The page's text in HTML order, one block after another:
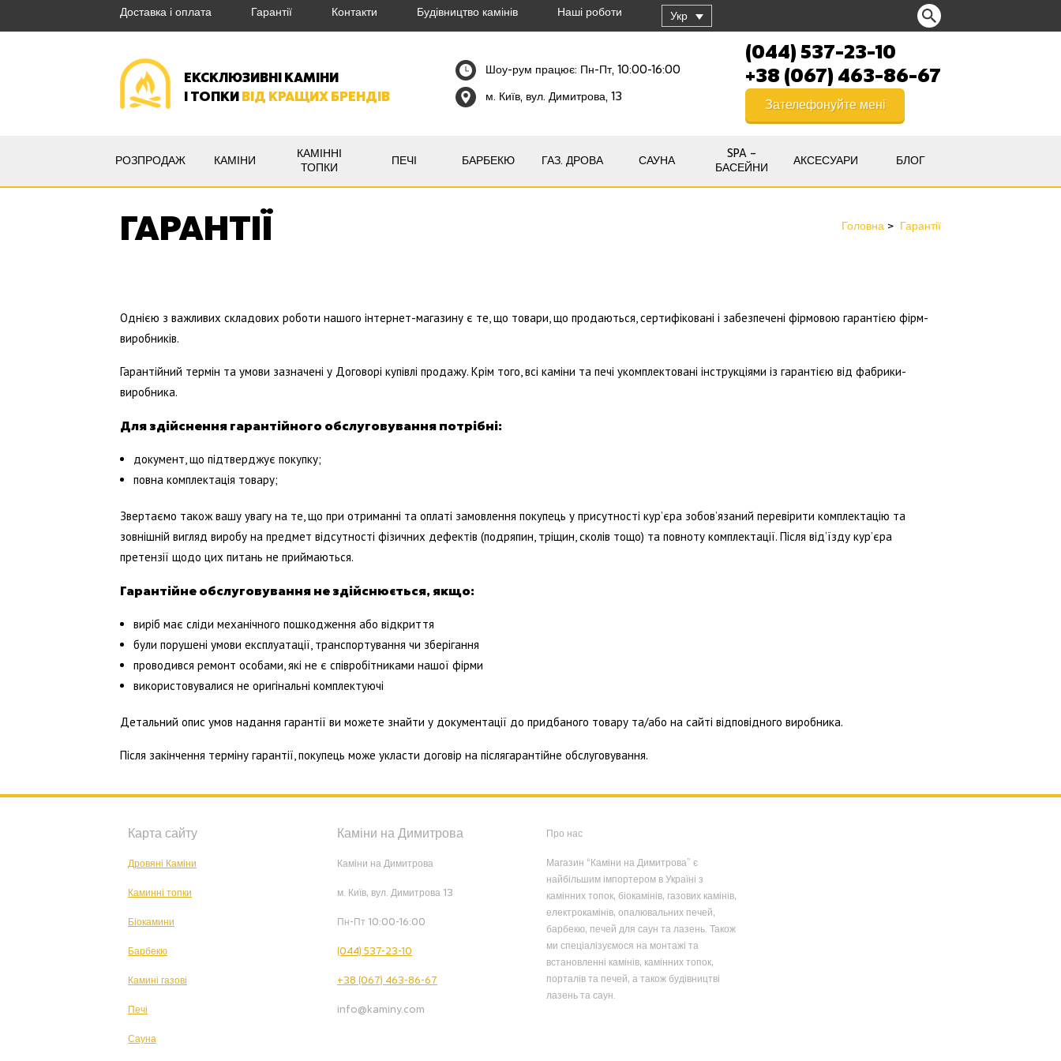
Доставка і оплата Гарантії Контакти Будівництво камінів Наші роботи Укр
ЕКСКЛЮЗИВНІ КАМІНИ
І ТОПКИВІД КРАЩИХ БРЕНДІВ
Шоу-рум працює: Пн-Пт, 10:00-16:00
м. Київ, вул. Димитрова, 13
(044) 537-23-10
+38 (067) 463-86-67
Зателефонуйте мені
РОЗПРОДАЖ КАМІНИ
КАМІННІ
ТОПКИ
ПЕЧІ БАРБЕКЮ ГАЗ. ДРОВА САУНА
SPA –
БАСЕЙНИ
АКСЕСУАРИ БЛОГ
ГАРАНТІЇ Головна Гарантії
Однією з важливих складових роботи нашого інтернет-магазину є те, що товари, що продаються, сертифіковані і забезпечені фірмовою гарантією фірм-
виробників.
Гарантійний термін та умови зазначені у Договорі купівлі продажу. Крім того, всі каміни та печі укомплектовані інструкціями із гарантією від фабрики-
виробника.
Для здійснення гарантійного обслуговування потрібні:
документ, що підтверджує покупку;
повна комплектація товару;
Звертаємо також вашу увагу на те, що при отриманні та оплаті замовлення покупець у присутності кур’єра зобов’язаний перевірити комплектацію та
зовнішній вигляд виробу на предмет відсутності фізичних дефектів (подряпин, тріщин, сколів тощо) та повноту комплектації. Після від’їзду кур’єра
претензії щодо цих питань не приймаються.
Гарантійне обслуговування не здійснюється, якщо:
виріб має сліди механічного пошкодження або відкриття
були порушені умови експлуатації, транспортування чи зберігання
проводився ремонт особами, які не є співробітниками нашої фірми
використовувалися не оригінальні комплектуючі
Детальний опис умов надання гарантії ви можете знайти у документації до придбаного товару та/або на сайті відповідного виробника.
Після закінчення терміну гарантії, покупець може укласти договір на післягарантійне обслуговування.
Карта сайту
Дровяні Каміни
Каминні топки
Біокамини
Барбекю
Камині газові
Печі
Сауна
Каміни на Димитрова
Каміни на Димитрова
м. Київ, вул. Димитрова 13
Пн-Пт 10:00-16:00
(044) 537-23-10
+38 (067) 463-86-67
info@kaminy.com
Про нас
Магазин “Каміни на Димитрова” є
найбільшим імпортером в Україні з
камінних топок, біокамінів, газових камінів,
електрокамінів, опалювальних печей,
барбекю, печей для саун та лазень. Також
ми спеціалізуємося на монтажі та
встановленні камінів, камінних топок,
порталів та печей, а також будівництві
лазень та саун.